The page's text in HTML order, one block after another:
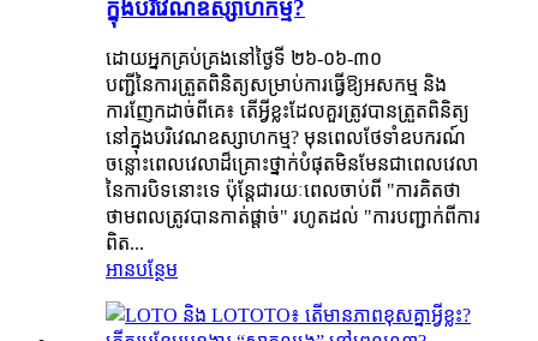
ក្នុងបរិវេណឧស្សាហកម្ម?
ដោយអ្នកគ្រប់គ្រងនៅថ្ងៃទី ២៦-០៦-៣០
បញ្ជីនៃការត្រួតពិនិត្យសម្រាប់ការធ្វើឱ្យអសកម្ម និង
ការញែកដាច់ពីគេ៖ តើអ្វីខ្លះដែលគួរត្រូវបានត្រួតពិនិត្យ
នៅក្នុងបរិវេណឧស្សាហកម្ម? មុនពេលថែទាំឧបករណ៍
ចន្លោះពេលវេលាដ៏គ្រោះថ្នាក់បំផុតមិនមែនជាពេលវេលា
នៃការបិទនោះទេ ប៉ុន្តែជារយៈពេលចាប់ពី "ការគិតថា
ថាមពលត្រូវបានកាត់ផ្តាច់" រហូតដល់ "ការបញ្ជាក់ពីការ
ពិត...
អានបន្ថែម